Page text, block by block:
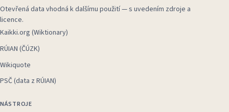
Otevřená data vhodná k dalšímu použití — s uvedením zdroje a
licence.
Kaikki.org (Wiktionary)
RÚIAN (ČÚZK)
Wikiquote
PSČ (data z RÚIAN)
NÁSTROJE